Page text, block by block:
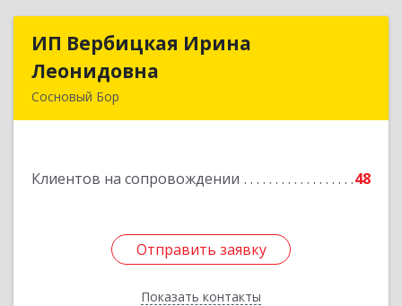
ИП Вербицкая Ирина
Леонидовна
Сосновый Бор
Клиентов на сопровождении 48
Отправить заявку
Показать контакты
ИП Вербицкая Ирина
Подробнее
Отправить заявку
Назад